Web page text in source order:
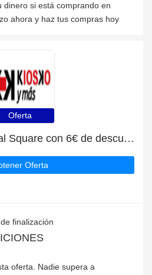
si está comprando en
ahora y haz tus compras hoy
Oferta
Última oferta - Global Square con 6€ de descuento
Oferta
finalización
oferta. Nadie supera a